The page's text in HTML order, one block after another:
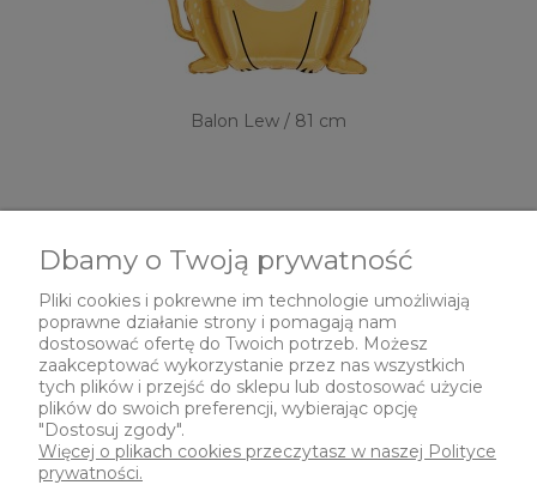
Balon Lew / 81 cm
Dbamy o Twoją prywatność
Pliki cookies i pokrewne im technologie umożliwiają
poprawne działanie strony i pomagają nam
dostosować ofertę do Twoich potrzeb. Możesz
zaakceptować wykorzystanie przez nas wszystkich
tych plików i przejść do sklepu lub dostosować użycie
plików do swoich preferencji, wybierając opcję
"Dostosuj zgody".
Więcej o plikach cookies przeczytasz w naszej Polityce
prywatności.